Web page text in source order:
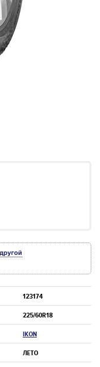
123174
225/60R18
IKON
ЛЕТО